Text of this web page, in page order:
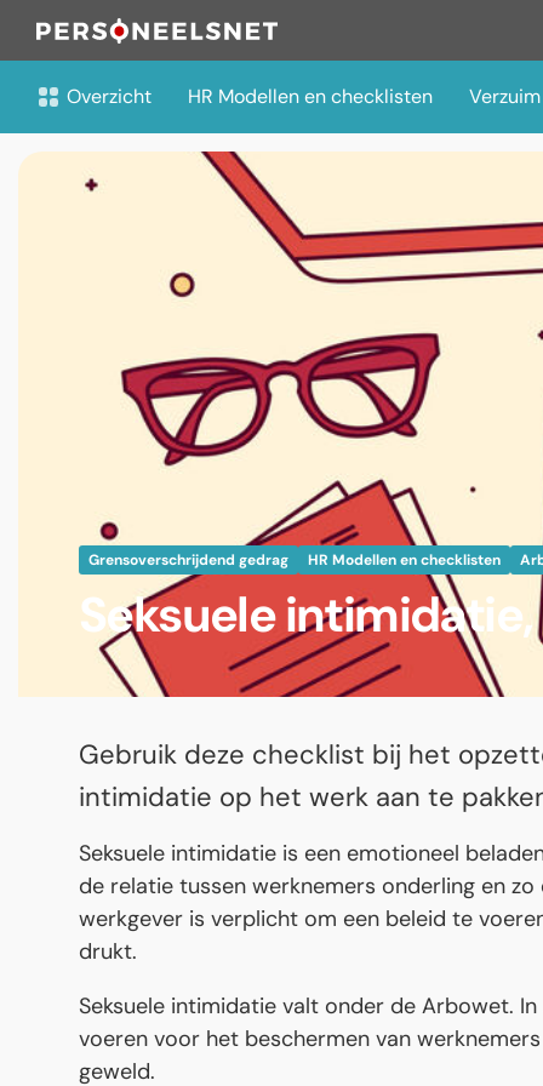
Overzicht HR Modellen en checklisten
Grensoverschrijdend gedrag HR Modellen en checklisten
Seksuele
Gebruik deze checklist bij het
intimidatie op het werk aan te
Seksuele intimidatie is een emotioneel
de relatie tussen werknemers onderling en
werkgever is verplicht om een beleid te
drukt.
Seksuele intimidatie valt onder de Arbowet.
voeren voor het beschermen van
geweld.